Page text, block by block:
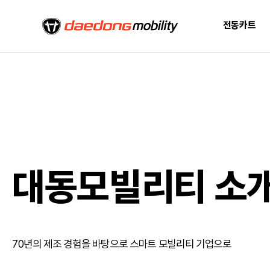
전동카트
대동모빌리티 소
70년의 제조 경험을 바탕으로 스마트 모빌리티 기업으로